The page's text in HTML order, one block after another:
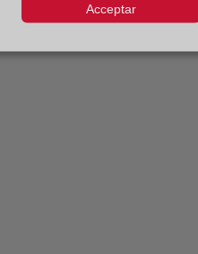
Acceptar